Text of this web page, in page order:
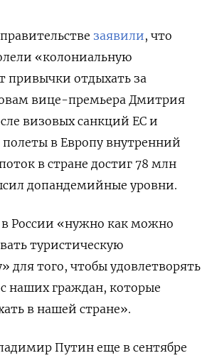
заявили, что
«колониальную
привычки отдыхать за
вице-премьера Дмитрия
визовых санкций ЕС и
в Европу внутренний
в стране достиг 78 млн
допандемийные уровни.
России «нужно как можно
туристическую
для того, чтобы удовлетворять
наших граждан, которые
в нашей стране».
Путин еще в сентябре